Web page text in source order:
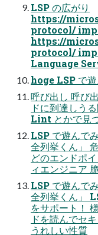
LSP の広がり
https://
protocol/
https://
protocol/
Language
hoge LSP で遊
呼び出し 呼び
ドに到達しう
Lint とかで見
LSP で遊んで
全列挙くん」
どのエンドポ
ィエンジニア
LSP で遊んで
全列挙くん」
をサポート！
ドを読んでセ
うれしい性質